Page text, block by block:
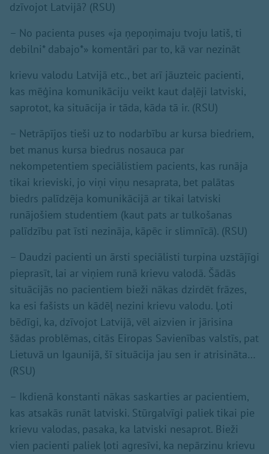
dzīvojot Latvijā? (RSU)
– No pacienta puses «ja ņepoņimaju tvoju latiš, ti
debilni* dabajo*» komentāri par to, kā var nezināt
krievu valodu Latvijā etc., bet arī jāuzteic pacienti,
kas mēģina komunikāciju veikt kaut daļēji latviski,
saprotot, ka situācija ir tāda, kāda tā ir. (RSU)
– Netrāpījos tieši uz to nodarbību ar kursa biedriem,
bet manus kursa biedrus nosauca par
nekompetentiem speciālistiem pacients, kas runāja
tikai krieviski, jo viņi viņu nesaprata, bet palātas
biedrs palīdzēja komunikācijā ar tikai latviski
runājošiem studentiem (kaut pats ar tulkošanas
palīdzību pat īsti nezināja, kāpēc ir slimnīcā). (RSU)
– Daudzi pacienti un ārsti speciālisti turpina uzstājīgi
pieprasīt, lai ar viņiem runā krievu valodā. Šādās
situācijās no pacientiem bieži nākas dzirdēt frāzes,
ka esi fašists un kādēļ nezini krievu valodu. Ļoti
bēdīgi, ka, dzīvojot Latvijā, vēl aizvien ir jārisina
šādas problēmas, citās Eiropas Savienības valstīs, pat
Lietuvā un Igaunijā, šī situācija jau sen ir atrisināta…
(RSU)
– Ikdienā konstanti nākas saskarties ar pacientiem,
kas atsakās runāt latviski. Stūrgalvīgi paliek tikai pie
krievu valodas, pasaka, ka latviski nesaprot. Bieži
vien pacienti paliek ļoti agresīvi, ka nepārzinu krievu